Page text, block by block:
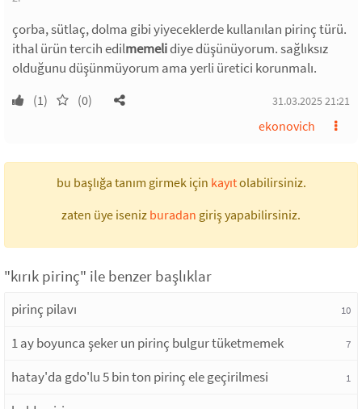
çorba, sütlaç, dolma gibi yiyeceklerde kullanılan pirinç türü.
ithal ürün tercih edilmemelidiye düşünüyorum. sağlıksız
olduğunu düşünmüyorum ama yerli üretici korunmalı.
(1) (0) 31.03.2025 21:21
ekonovich
bu başlığa tanım girmek için kayıtolabilirsiniz.
zaten üye iseniz buradan giriş yapabilirsiniz.
"kırık pirinç" ile benzer başlıklar
pirinç pilavı 10
1 ay boyunca şeker un pirinç bulgur tüketmemek 7
hatay'da gdo'lu 5 bin ton pirinç ele geçirilmesi 1